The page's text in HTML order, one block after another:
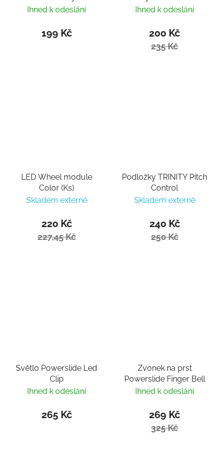
Ihned k odeslání
199 Kč
Set (6ks)
Ihned k odeslání
200 Kč
235 Kč
LED Wheel module
Color (Ks)
Skladem externě
220 Kč
227,45 Kč
Podložky TRINITY Pitch
Control
Skladem externě
240 Kč
250 Kč
Světlo Powerslide Led
Clip
Ihned k odeslání
265 Kč
Zvonek na prst
Powerslide Finger Bell
Ihned k odeslání
269 Kč
325 Kč